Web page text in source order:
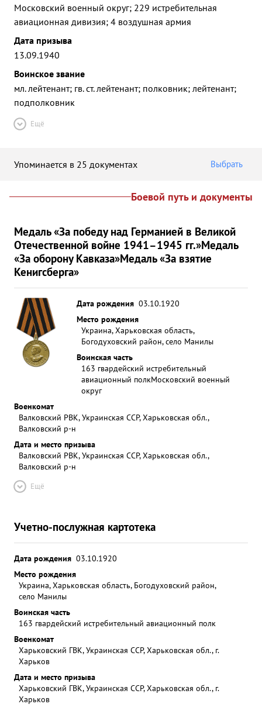
Московский военный округ; 229 истребительная
авиационная дивизия; 4 воздушная армия
Дата призыва
13.09.1940
Воинское звание
мл. лейтенант; гв. ст. лейтенант; полковник; лейтенант;
подполковник
Ещё
Упоминается в 25 документах Выбрать
Боевой путь и документы
Медаль «За победу над Германией в Великой
Отечественной войне 1941–1945 гг.»Медаль
«За оборону Кавказа»Медаль «За взятие
Кенигсберга»
Дата рождения 03.10.1920
Место рождения
Украина, Харьковская область,
Богодуховский район, село Манилы
Воинская часть
163 гвардейский истребительный
авиационный полкМосковский военный
округ
Военкомат
Валковский РВК, Украинская ССР, Харьковская обл.,
Валковский р-н
Дата и место призыва
Валковский РВК, Украинская ССР, Харьковская обл.,
Валковский р-н
Ещё
Учетно-послужная картотека
Дата рождения 03.10.1920
Место рождения
Украина, Харьковская область, Богодуховский район,
село Манилы
Воинская часть
163 гвардейский истребительный авиационный полк
Военкомат
Харьковский ГВК, Украинская ССР, Харьковская обл., г.
Харьков
Дата и место призыва
Харьковский ГВК, Украинская ССР, Харьковская обл., г.
Харьков